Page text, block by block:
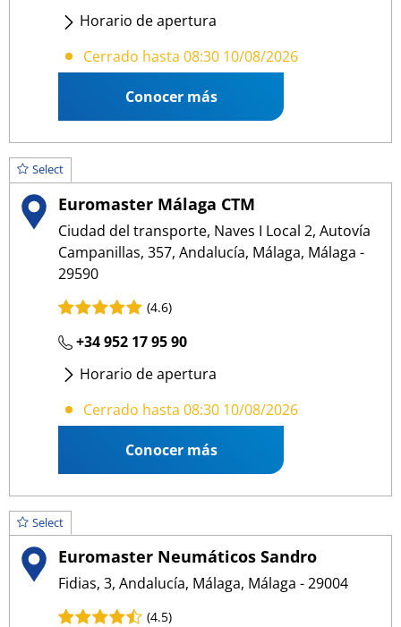
Horario de apertura
Lunes- Viernes: 08:30 14:00/15:00 18:30
Cerrado hasta 08:30 10/08/2026
Conocer más
Select
Euromaster Málaga CTM
Ciudad del transporte, Naves I Local 2, Autovía
Campanillas, 357, Andalucía, Málaga, Málaga -
29590
(4.6)
+34 952 17 95 90
Horario de apertura
Lunes- Viernes: 08:30 13:30/15:00 18:00
Cerrado hasta 08:30 10/08/2026
Conocer más
Select
Euromaster Neumáticos Sandro
Fidias, 3, Andalucía, Málaga, Málaga - 29004
(4.5)